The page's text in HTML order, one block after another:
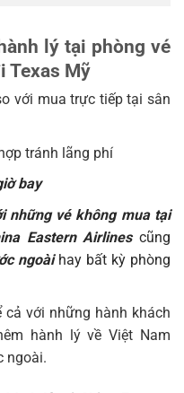
lý tại phòng vé
Texas Mỹ
với mua trực tiếp tại sân
tránh lãng phí
bay
những vé không mua tại
Eastern Airlinescũng
ngoàihay bất kỳ phòng
cả với những hành khách
hành lý về Việt Nam
ngoài.